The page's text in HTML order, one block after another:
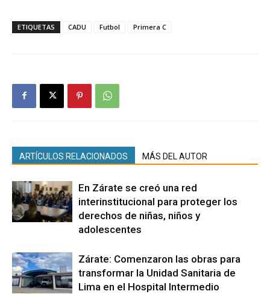
ETIQUETAS CADU Futbol Primera C
ARTÍCULOS RELACIONADOS MÁS DEL AUTOR
En Zárate se creó una red
interinstitucional para proteger los
derechos de niñas, niños y
adolescentes
Zárate: Comenzaron las obras para
transformar la Unidad Sanitaria de
Lima en el Hospital Intermedio